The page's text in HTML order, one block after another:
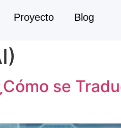
Proyecto Blog
se